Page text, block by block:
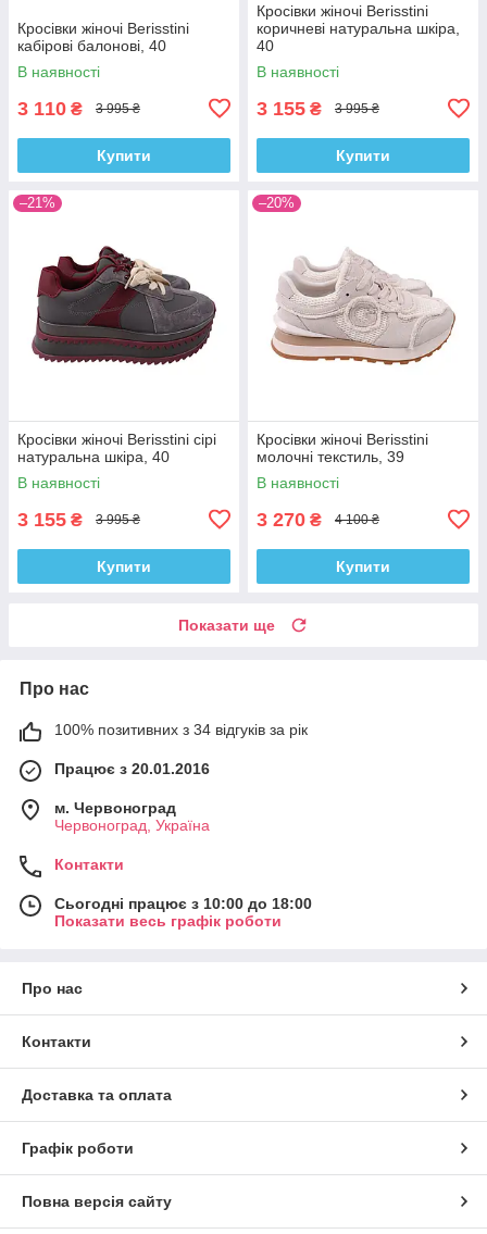
Кросівки жіночі Berisstini
кабірові балонові, 40
В наявності
3 110 ₴ 3 995 ₴
Купити
Кросівки жіночі Berisstini
коричневі натуральна шкіра,
40
В наявності
3 155 ₴ 3 995 ₴
Купити
–21%
Кросівки жіночі Berisstini сірі
натуральна шкіра, 40
В наявності
3 155 ₴ 3 995 ₴
Купити
–20%
Кросівки жіночі Berisstini
молочні текстиль, 39
В наявності
3 270 ₴ 4 100 ₴
Купити
Показати ще
Про нас
100% позитивних з 34 відгуків за рік
Працює з 20.01.2016
м. Червоноград
Червоноград, Україна
Контакти
Сьогодні працює з 10:00 до 18:00
Показати весь графік роботи
Про нас
Контакти
Доставка та оплата
Графік роботи
Повна версія сайту